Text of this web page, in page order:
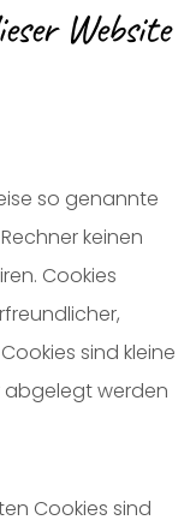
Website
so genannte
keinen
Cookies
sind kleine
abgelegt werden
Cookies sind